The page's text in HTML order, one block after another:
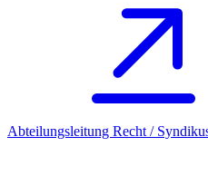
Abteilungsleitung Recht /